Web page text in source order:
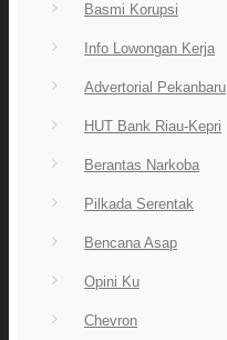
Basmi Korupsi
Info Lowongan Kerja
Advertorial Pekanbaru
HUT Bank Riau-Kepri
Berantas Narkoba
Pilkada Serentak
Bencana Asap
Opini Ku
Chevron